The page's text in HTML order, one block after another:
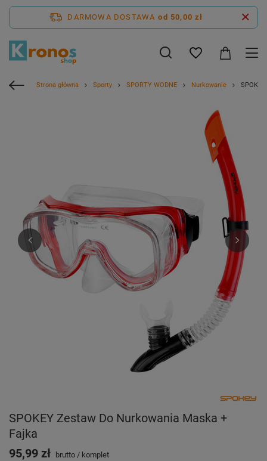
DARMOWA DOSTAWA od 50,00 zł
Strona główna Sporty SPORTY WODNE Nurkowanie
SPOKEY Zestaw Do Nurkowania Maska +
Fajka
95,99 zł
brutto / komplet